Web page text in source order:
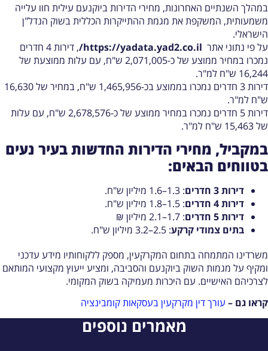
השנתיים האחרונות, מחירי הדירות ביוקנעם עילית חוו עלייה
המשקפת את מגמת ההתייקרות הכללית בשוק הנדל"ן
פי נתוני אתרhttps://yadata.yad2.co.il/
, דירות 4 חדרים
נמכרו במחיר ממוצע של כ-2,071,005 ש"ח, עם עלות ממוצעת של
ש"ח למ"ר.
דירות 3 חדרים נמכרו בממוצע בכ-1,465,956 ש"ח, במחיר של 16,630
למ"ר.
דירות 5 חדרים נמכרו במחיר ממוצע של כ-2,678,576 ש"ח, עם עלות
ש"ח למ"ר.
מחירי הדירות החדשות בעיר נעים
הבאים:
דירות 3 חדרים
: 1.3–1.6 מיליון ש"ח.​
דירות 4 חדרים
: 1.5–1.8 מיליון ש"ח.​
דירות 5 חדרים
: 1.7–2.1 מיליון ₪
בתים צמודי קרקע: 2.5–3.2 מיליון ש"ח.​
המתמחה בתחום המקרקעין, מספק ללקוחותיו מידע עדכני
על מגמות השוק ביוקנעם והסביבה, ומציע ייעוץ מקצועי המותאם
האישיים. עם היכרות מעמיקה בשוק המקומי.
גם –עורך דין מקרקעין בעסקאות קומבינציה
מאמרים נוספים